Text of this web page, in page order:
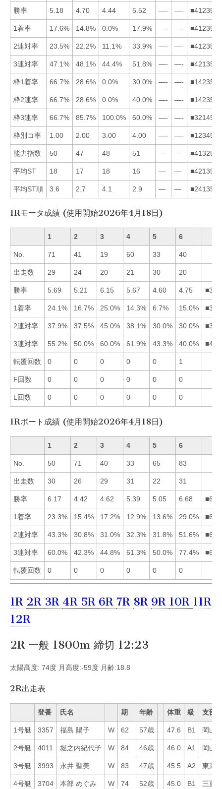
勝率 5.18 4.70 4.44 5.52 —- —- ■412356
1着率 17.6% 14.8% 0.0% 17.9% —- —- ■412356
2連対率 23.5% 22.2% 11.1% 33.9% —- —- ■412356
3連対率 47.1% 48.1% 44.4% 51.8% —- —- ■421356
枠1着率 66.7% 28.6% 0.0% 30.0% —- —- ■142356
枠2連率 66.7% 28.6% 0.0% 40.0% —- —- ■142356
枠3連率 66.7% 85.7% 100.0% 60.0% —- —- ■321456
枠別コ率 1.00 2.00 3.00 4.00 —- —- ■123456
能力指数 50 47 48 51 — — ■413256
平均ST 18 17 18 16 — — ■421356
平均ST順 3.6 2.7 4.1 2.9 — — ■241356
1Rモータ成績 (使用開始2026年4月18日)
1 2 3 4 5 6
No. 71 41 19 60 33 40
出走数 29 24 20 21 30 20
勝率 5.69 5.21 6.15 5.67 4.60 4.75
1着率 24.1% 16.7% 25.0% 14.3% 6.7% 15.0%
2連対率 37.9% 37.5% 45.0% 38.1% 30.0% 30.0%
3連対率 55.2% 50.0% 60.0% 61.9% 43.3% 40.0%
転覆回数 0 0 0 0 0 1
F回数 0 0 0 0 0 0
L回数 0 0 0 0 0 0
1Rボート成績 (使用開始2026年4月18日)
1 2 3 4 5 6
No. 50 71 40 33 65 83
出走数 30 26 29 31 22 31
勝率 6.17 4.42 4.62 5.39 5.05 6.68
1着率 23.3% 15.4% 17.2% 12.9% 13.6% 29.0%
2連対率 43.3% 30.8% 31.0% 32.3% 31.8% 51.6%
3連対率 60.0% 42.3% 44.8% 61.3% 50.0% 77.4%
転覆回数 0 0 0 0 0 0
1R 2R 3R 4R 5R 6R 7R 8R 9R 10R 11R
12R
2R 一般 1800m 締切 12:23
太陽高度: 74度 月高度:-59度 月齢:18.8
2R出走表
登番 氏名 期 年齢 体重 級 支部
1号艇 3357 福島 陽子 W 62 57歳 47.6 B1 岡山
2号艇 4011 堀之内紀代子 W 84 46歳 46.0 A1 岡山
3号艇 3993 永井 聖美 W 83 47歳 45.5 A2 東京
4号艇 3704 本部 めぐみ W 74 52歳 45.0 B1 三重